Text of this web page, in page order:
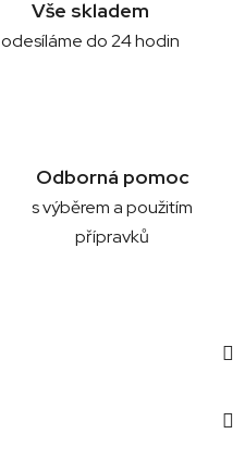
Vše skladem
odesíláme do 24 hodin
Odborná pomoc
s výběrem a použitím
přípravků